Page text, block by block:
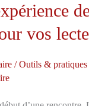
vos
/Outils & pratiques